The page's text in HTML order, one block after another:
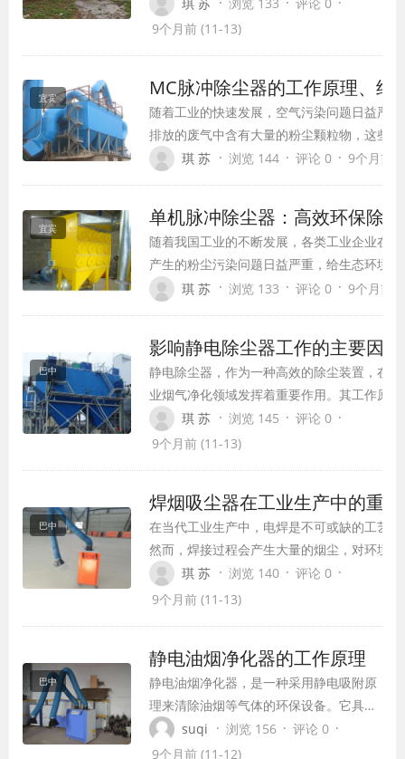
的多孔物质，具有巨大的比表面积和强大
9个月前 (11-13)
宜宾 MC脉冲除尘器的工作原理、结
随着工业的快速发展，空气污染问题日益严
排放的废气中含有大量的粉尘颗粒物，这些
仅对环境造成严重破坏，还对人体健康构成
的作用。
琪 苏 · 浏览 144 · 评论 0 · 9个月前
宜宾 单机脉冲除尘器：高效环保除
随着我国工业的不断发展，各类工业企业在
产生的粉尘污染问题日益严重，给生态环境
带来了严重的威胁。为了解决这一问题，我
除尘设备。
琪 苏 · 浏览 133 · 评论 0 · 9个月前
巴中
影响静电除尘器工作的主要因素
静电除尘器，作为一种高效的除尘装置，在工
业烟气净化领域发挥着重要作用。其工作原理
是通过高压电场使烟气中的粉尘发生电离，然
后利用电场力将带电的粉尘颗粒捕获并沉积在
琪 苏 · 浏览 145 · 评论 0 ·
9个月前 (11-13)
巴中
焊烟吸尘器在工业生产中的重
在当代工业生产中，电焊是不可或缺的工艺
然而，焊接过程会产生大量的烟尘，对环境
健康产生严重的危害。为了解决这一问题，
尘器应运而生。本文将从焊烟吸尘器的功能
琪 苏 · 浏览 140 · 评论 0 ·
9个月前 (11-13)
巴中
静电油烟净化器的工作原理
静电油烟净化器，是一种采用静电吸附原
理来清除油烟等气体的环保设备。它具有
高效、灵活、方便等优势，已被广泛应用
于餐饮业、食品加工厂等场所，为人们提
suqi · 浏览 156 · 评论 0 ·
9个月前 (11-12)